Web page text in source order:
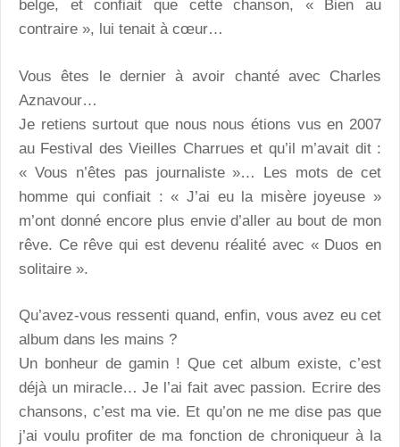
belge, et confiait que cette chanson, « Bien au
contraire », lui tenait à cœur…
Vous êtes le dernier à avoir chanté avec Charles
Aznavour…
Je retiens surtout que nous nous étions vus en 2007
au Festival des Vieilles Charrues et qu’il m’avait dit :
« Vous n’êtes pas journaliste »… Les mots de cet
homme qui confiait : « J’ai eu la misère joyeuse »
m’ont donné encore plus envie d’aller au bout de mon
rêve. Ce rêve qui est devenu réalité avec « Duos en
solitaire ».
Qu’avez-vous ressenti quand, enfin, vous avez eu cet
album dans les mains ?
Un bonheur de gamin ! Que cet album existe, c’est
déjà un miracle… Je l’ai fait avec passion. Ecrire des
chansons, c’est ma vie. Et qu’on ne me dise pas que
j’ai voulu profiter de ma fonction de chroniqueur à la